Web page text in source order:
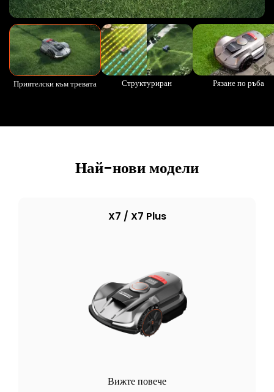
Приятелски към тревата Структуриран Рязане по ръба
Най-нови модели
X7 / X7 Plus
Вижте повече